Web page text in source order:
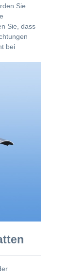
Sie
Sie, dass
bei